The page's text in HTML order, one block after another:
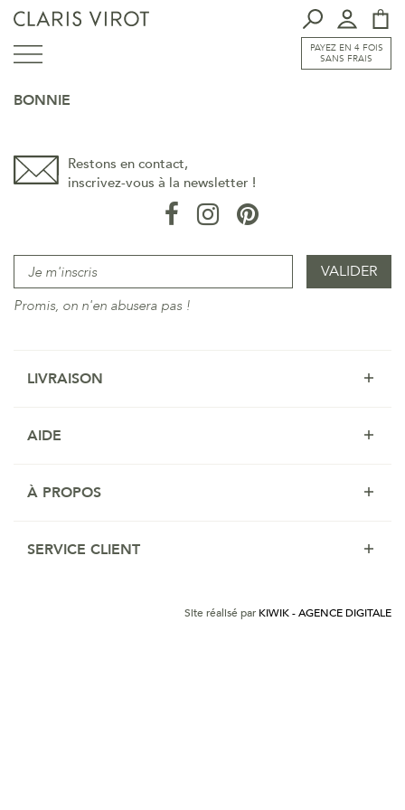
PAYEZ EN 4 FOIS
SANS FRAIS
BONNIE
Restons en contact,
inscrivez-vous à la newsletter !
Promis, on n'en abusera pas !
LIVRAISON
AIDE
À PROPOS
SERVICE CLIENT
Site réalisé par KIWIK - AGENCE DIGITALE